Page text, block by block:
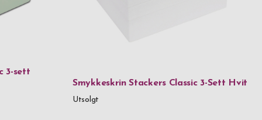
3-sett
Smykkeskrin Stackers Classic 3-Sett Hvit
Utsolgt